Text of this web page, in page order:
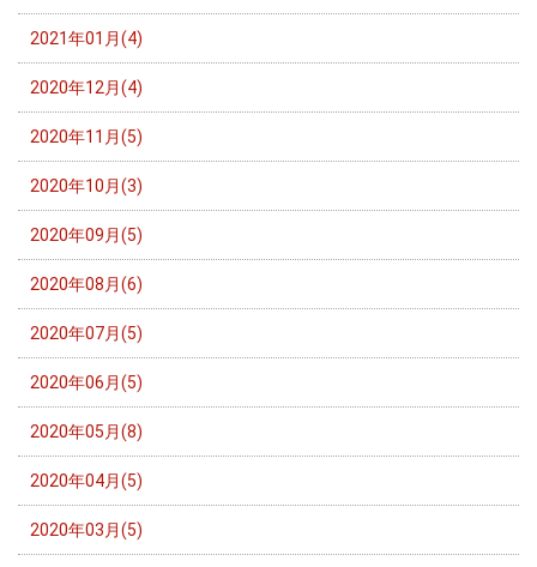
2021年01月(4)
2020年12月(4)
2020年11月(5)
2020年10月(3)
2020年09月(5)
2020年08月(6)
2020年07月(5)
2020年06月(5)
2020年05月(8)
2020年04月(5)
2020年03月(5)